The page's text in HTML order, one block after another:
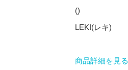
()
LEKI(レキ)
商品詳細を見る